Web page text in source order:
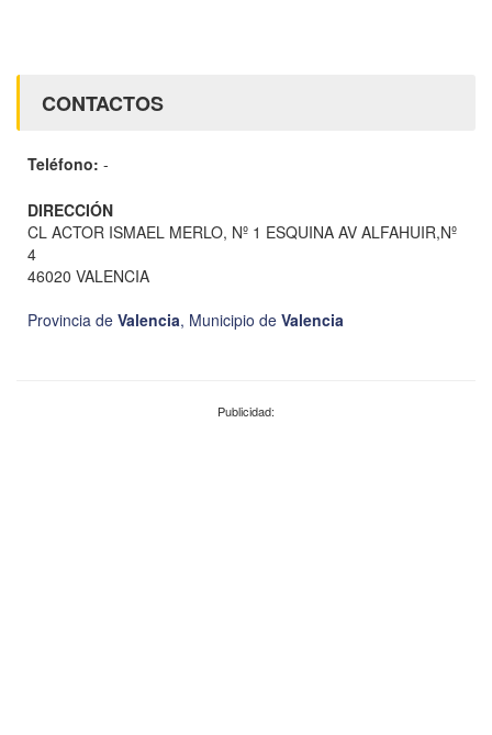
CONTACTOS
Teléfono: -
DIRECCIÓN
CL ACTOR ISMAEL MERLO, Nº 1 ESQUINA AV ALFAHUIR,Nº
4
46020 VALENCIA
Provincia de Valencia, Municipio de Valencia
Publicidad: